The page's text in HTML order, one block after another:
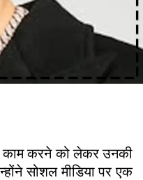
काम करने को लेकर उनकी
सोशल मीडिया पर एक